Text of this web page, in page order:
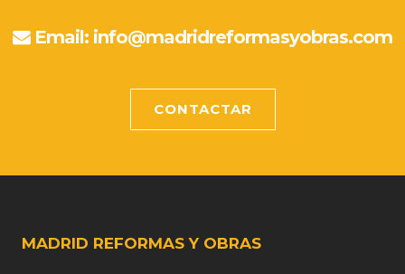
Email: info@madridreformasyobras.com
CONTACTAR
MADRID REFORMAS Y OBRAS